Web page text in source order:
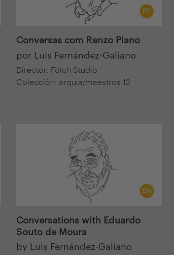
Conversas com Renzo Piano
por Luis Fernández-Galiano
Director: Folch Studio
Colección: arquia/maestros 12
Conversations with Eduardo
Souto de Moura
by Luis Fernández-Galiano